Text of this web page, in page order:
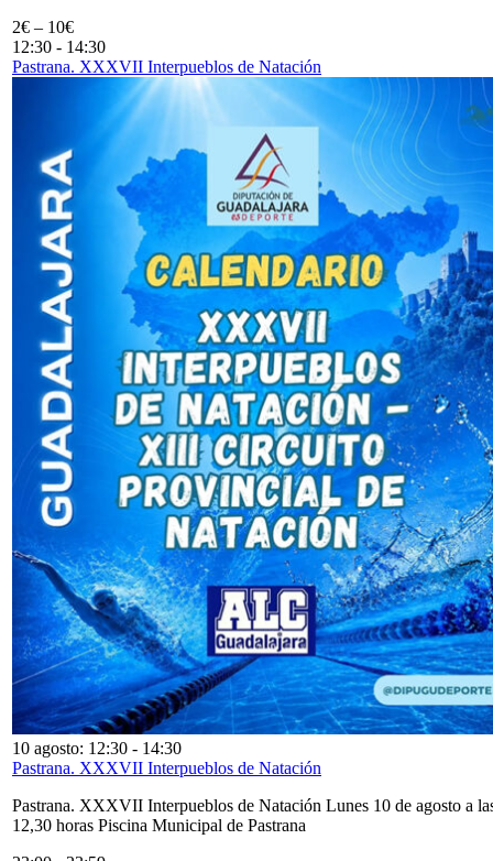
2€ – 10€
12:30 - 14:30
Pastrana. XXXVII Interpueblos de Natación
10 agosto: 12:30 - 14:30
Pastrana. XXXVII Interpueblos de Natación
Pastrana. XXXVII Interpueblos de Natación Lunes 10 de agosto a
12,30 horas Piscina Municipal de Pastrana